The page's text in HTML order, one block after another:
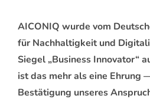
AICONIQ wurde vom
für Nachhaltigkeit und
Siegel „Business Innovator“
ist das mehr als eine Ehrung
Bestätigung unseres